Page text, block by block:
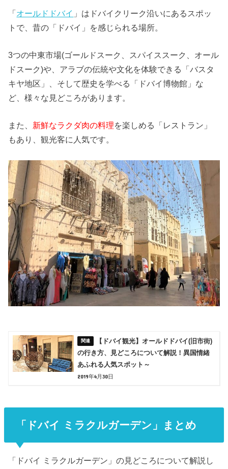
「オールドドバイ 」はドバイクリーク沿いにあるスポッ
トで、昔の「ドバイ」を感じられる場所。
3つの中東市場(ゴールドスーク、スパイススーク、オール
ドスーク)や、アラブの伝統や文化を体験できる「バスタ
キヤ地区」、そして歴史を学べる「ドバイ博物館」な
ど、様々な見どころがあります。
また、 新鮮なラクダ肉の料理を楽しめる「レストラン」
もあり、観光客に人気です。
【ドバイ観光】オールドドバイ(旧市街)
の行き方、見どころについて解説！異国情緒
あふれる人気スポット～
2019年4月30日
「ドバイ ミラクルガーデン」まとめ
「ドバイ ミラクルガーデン」の見どころについて解説し